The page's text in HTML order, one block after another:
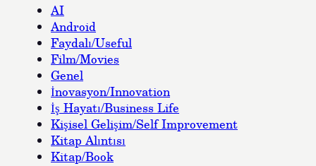
AI
Android
Faydalı/Useful
Film/Movies
Genel
İnovasyon/Innovation
İş Hayatı/Business Life
Kişisel Gelişim/Self Improvement
Kitap Alıntısı
Kitap/Book